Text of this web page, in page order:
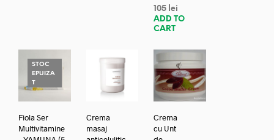
105 lei
ADD TO
CART
STOC
EPUIZA
T
Fiola Ser
Multivitamine
Crema
masaj
Crema
cu Unt